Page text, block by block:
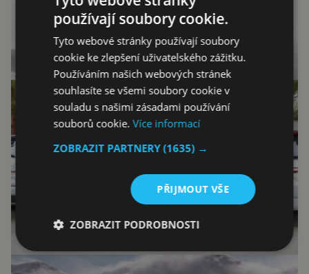
používají soubory cookie.
Tyto webové stránky používají soubory
cookie ke zlepšení uživatelského zážitku.
Používáním našich webových stránek
souhlasíte se všemi soubory cookie v
souladu s našimi zásadami používání
souborů cookie.Více informací
ZOBRAZIT PARTNERY(1635) →
PŘIJMOUT VŠE
ZOBRAZIT PODROBNOSTI